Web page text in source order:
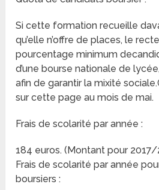
Si cette formation recueille
qu’elle n’offre de places, le
pourcentage minimum
d’une bourse nationale de
afin de garantir la mixité
sur cette page au mois de mai.
Frais de scolarité par année :
184 euros. (Montant pour 2017/
Frais de scolarité par année
boursiers :